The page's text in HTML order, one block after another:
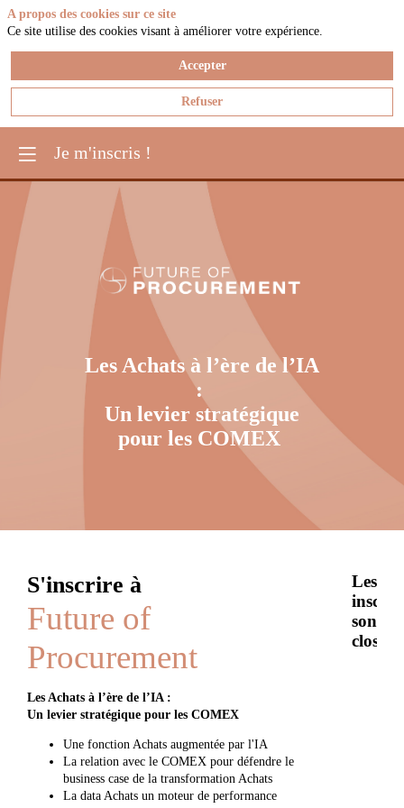
Je m'inscris !
Les Achats à l’ère de l’IA
:
Un levier stratégique
pour les COMEX
S'inscrire à
Future of
Procurement
Les Achats à l’ère de l’IA :
Un levier stratégique pour les COMEX
Une fonction Achats augmentée par l'IA
La relation avec le COMEX pour défendre le
business case de la transformation Achats
La data Achats un moteur de performance
Les
sont
closes.
A propos des cookies sur ce site
Ce site utilise des cookies visant à améliorer votre expérience.
Accepter
Refuser